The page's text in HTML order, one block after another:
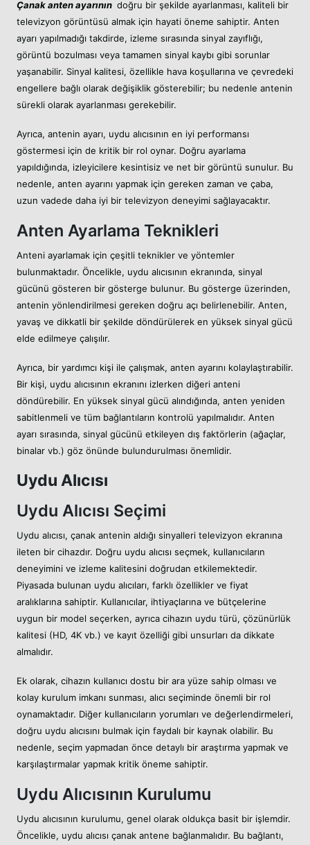
Çanak anten ayarının doğru bir şekilde ayarlanması, kaliteli bir
televizyon görüntüsü almak için hayati öneme sahiptir. Anten
ayarı yapılmadığı takdirde, izleme sırasında sinyal zayıflığı,
görüntü bozulması veya tamamen sinyal kaybı gibi sorunlar
yaşanabilir. Sinyal kalitesi, özellikle hava koşullarına ve çevredeki
engellere bağlı olarak değişiklik gösterebilir; bu nedenle antenin
sürekli olarak ayarlanması gerekebilir.
Ayrıca, antenin ayarı, uydu alıcısının en iyi performansı
göstermesi için de kritik bir rol oynar. Doğru ayarlama
yapıldığında, izleyicilere kesintisiz ve net bir görüntü sunulur. Bu
nedenle, anten ayarını yapmak için gereken zaman ve çaba,
uzun vadede daha iyi bir televizyon deneyimi sağlayacaktır.
Anten Ayarlama Teknikleri
Anteni ayarlamak için çeşitli teknikler ve yöntemler
bulunmaktadır. Öncelikle, uydu alıcısının ekranında, sinyal
gücünü gösteren bir gösterge bulunur. Bu gösterge üzerinden,
antenin yönlendirilmesi gereken doğru açı belirlenebilir. Anten,
yavaş ve dikkatli bir şekilde döndürülerek en yüksek sinyal gücü
elde edilmeye çalışılır.
Ayrıca, bir yardımcı kişi ile çalışmak, anten ayarını kolaylaştırabilir.
Bir kişi, uydu alıcısının ekranını izlerken diğeri anteni
döndürebilir. En yüksek sinyal gücü alındığında, anten yeniden
sabitlenmeli ve tüm bağlantıların kontrolü yapılmalıdır. Anten
ayarı sırasında, sinyal gücünü etkileyen dış faktörlerin (ağaçlar,
binalar vb.) göz önünde bulundurulması önemlidir.
Uydu Alıcısı
Uydu Alıcısı Seçimi
Uydu alıcısı, çanak antenin aldığı sinyalleri televizyon ekranına
ileten bir cihazdır. Doğru uydu alıcısı seçmek, kullanıcıların
deneyimini ve izleme kalitesini doğrudan etkilemektedir.
Piyasada bulunan uydu alıcıları, farklı özellikler ve fiyat
aralıklarına sahiptir. Kullanıcılar, ihtiyaçlarına ve bütçelerine
uygun bir model seçerken, ayrıca cihazın uydu türü, çözünürlük
kalitesi (HD, 4K vb.) ve kayıt özelliği gibi unsurları da dikkate
almalıdır.
Ek olarak, cihazın kullanıcı dostu bir ara yüze sahip olması ve
kolay kurulum imkanı sunması, alıcı seçiminde önemli bir rol
oynamaktadır. Diğer kullanıcıların yorumları ve değerlendirmeleri,
doğru uydu alıcısını bulmak için faydalı bir kaynak olabilir. Bu
nedenle, seçim yapmadan önce detaylı bir araştırma yapmak ve
karşılaştırmalar yapmak kritik öneme sahiptir.
Uydu Alıcısının Kurulumu
Uydu alıcısının kurulumu, genel olarak oldukça basit bir işlemdir.
Öncelikle, uydu alıcısı çanak antene bağlanmalıdır. Bu bağlantı,